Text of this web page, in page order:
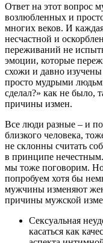
Ответ на этот вопрос
возлюбленных и
многих веков. И
несчастной и
переживаний не
эмоции, которые
схожи и давно
просто мудрыми
сделал?» как не было,
причины измен.
Все люди разные – и
близкого человека,
не склонны считать
в принципе
мы тоже поговорим.
попробуем хотя бы
мужчины изменяют
причины мужской
Сексуальная
касаться как